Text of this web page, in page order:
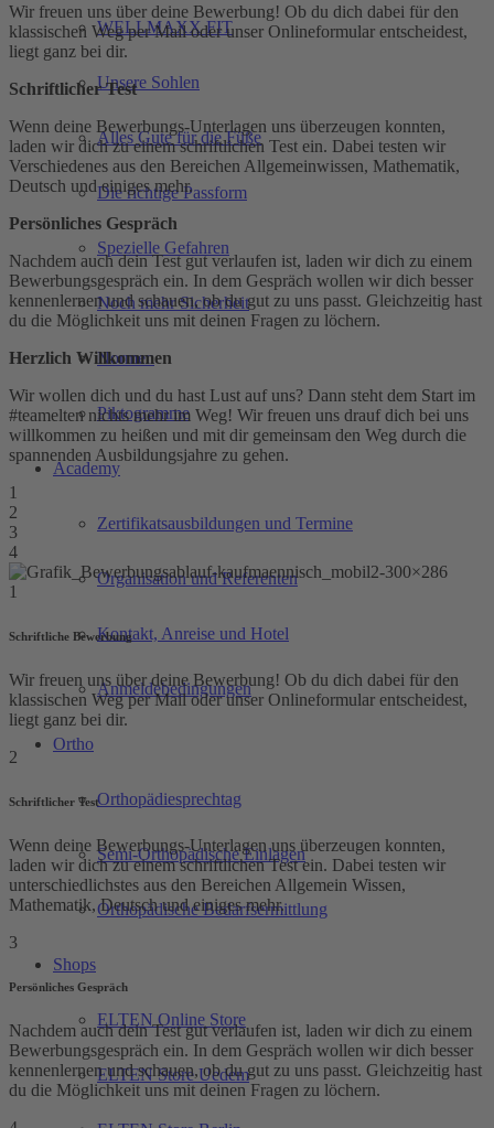
WELLMAXX FIT
Unsere Sohlen
Alles Gute für die Füße
Die richtige Passform
Spezielle Gefahren
Noch mehr Sicherheit
Normen
Piktogramme
Academy
Zertifikatsausbildungen und Termine
Organisation und Referenten
Kontakt, Anreise und Hotel
Anmeldebedingungen
Ortho
Orthopädiesprechtag
Semi-Orthopädische Einlagen
Orthopädische Bedarfsermittlung
Shops
ELTEN Online Store
ELTEN Store Uedem
Wir freuen uns über deine Bewerbung! Ob du dich dabei für den
klassischen Weg per Mail oder unser Onlineformular entscheidest,
liegt ganz bei dir.
Schriftlicher Test
Wenn deine Bewerbungs-Unterlagen uns überzeugen konnten,
laden wir dich zu einem schriftlichen Test ein. Dabei testen wir
Verschiedenes aus den Bereichen Allgemeinwissen, Mathematik,
Deutsch und einiges mehr.
Persönliches Gespräch
Nachdem auch dein Test gut verlaufen ist, laden wir dich zu einem
Bewerbungsgespräch ein. In dem Gespräch wollen wir dich besser
kennenlernen und schauen, ob du gut zu uns passt. Gleichzeitig hast
du die Möglichkeit uns mit deinen Fragen zu löchern.
Herzlich Willkommen
Wir wollen dich und du hast Lust auf uns? Dann steht dem Start im
#teamelten nichts mehr im Weg! Wir freuen uns drauf dich bei uns
willkommen zu heißen und mit dir gemeinsam den Weg durch die
spannenden Ausbildungsjahre zu gehen.
1
2
3
4
1
Schriftliche Bewerbung
Wir freuen uns über deine Bewerbung! Ob du dich dabei für den
klassischen Weg per Mail oder unser Onlineformular entscheidest,
liegt ganz bei dir.
2
Schriftlicher Test
Wenn deine Bewerbungs-Unterlagen uns überzeugen konnten,
laden wir dich zu einem schriftlichen Test ein. Dabei testen wir
unterschiedlichstes aus den Bereichen Allgemein Wissen,
Mathematik, Deutsch und einiges mehr.
3
Persönliches Gespräch
Nachdem auch dein Test gut verlaufen ist, laden wir dich zu einem
Bewerbungsgespräch ein. In dem Gespräch wollen wir dich besser
kennenlernen und schauen, ob du gut zu uns passt. Gleichzeitig hast
du die Möglichkeit uns mit deinen Fragen zu löchern.